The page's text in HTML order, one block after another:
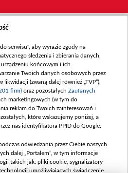
serwisu", aby wyrazić zgody na
śledzenia i zbierania danych,
końcowym i ich
Twoich danych osobowych przez
likwidacji (zwaną dalej również „TVP”),
firm) oraz pozostałych Zaufanych
marketingowych (w tym do
reklam do Twoich zainteresowań i
które wskazujemy poniżej, a
nas identyfikatora PPID do Google.
odwiedzania przez Ciebie naszych
dalej „Portalem”, w tym informacje
takich jak: pliki cookie, sygnalizatory
umożliwiających świadczenie